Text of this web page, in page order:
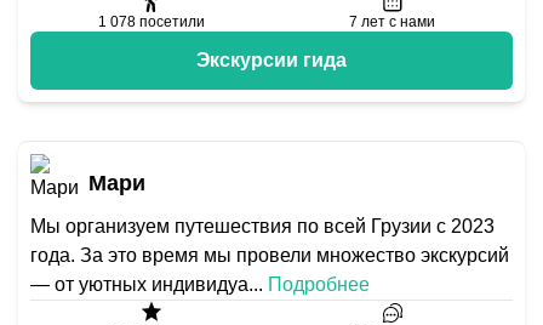
1 078 посетили 7 лет с нами
Экскурсии гида
Мари
Мы организуем путешествия по всей Грузии с 2023
года. За это время мы провели множество экскурсий
— от уютных индивидуа... Подробнее